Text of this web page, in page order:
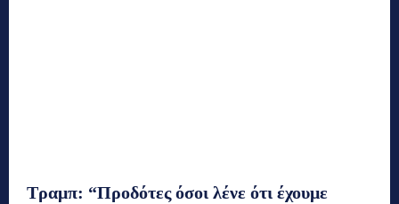
Τραμπ: “Προδότες όσοι λένε ότι έχουμε